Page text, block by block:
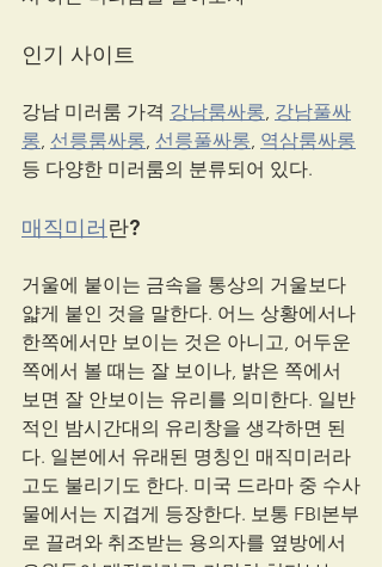
인기 사이트
강남 미러룸 가격 강남룸싸롱, 강남풀싸
롱, 선릉룸싸롱, 선릉풀싸롱, 역삼룸싸롱
등 다양한 미러룸의 분류되어 있다.
매직미러란?
거울에 붙이는 금속을 통상의 거울보다
얇게 붙인 것을 말한다. 어느 상황에서나
한쪽에서만 보이는 것은 아니고, 어두운
쪽에서 볼 때는 잘 보이나, 밝은 쪽에서
보면 잘 안보이는 유리를 의미한다. 일반
적인 밤시간대의 유리창을 생각하면 된
다. 일본에서 유래된 명칭인 매직미러라
고도 불리기도 한다. 미국 드라마 중 수사
물에서는 지겹게 등장한다. 보통 FBI본부
로 끌려와 취조받는 용의자를 옆방에서